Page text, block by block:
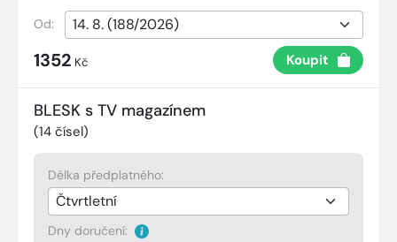
Od:
1352 Kč Koupit
BLESK s TV magazínem
(14 čísel)
Délka předplatného:
Dny doručení: